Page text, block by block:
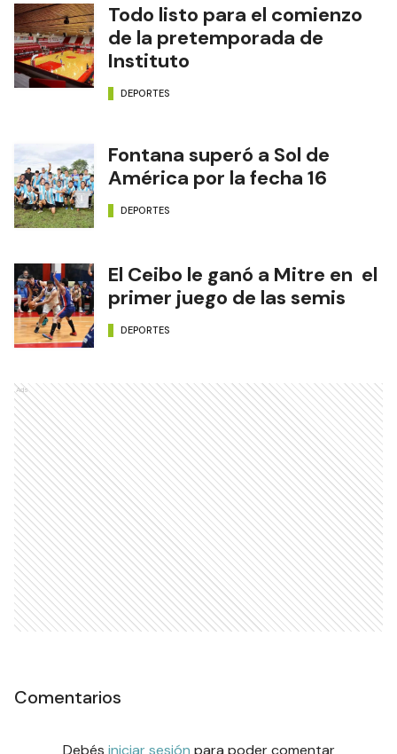
Todo listo para el comienzo
de la pretemporada de
Instituto
DEPORTES
Fontana superó a Sol de
América por la fecha 16
DEPORTES
El Ceibo le ganó a Mitre en el
primer juego de las semis
DEPORTES
Ads
Comentarios
Debés iniciar sesión para poder comentar